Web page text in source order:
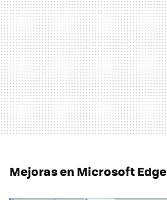
Mejoras en Microsoft Edge